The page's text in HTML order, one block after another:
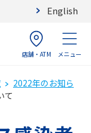
English
店舗・ATM メニュー
2022年のお知ら
て